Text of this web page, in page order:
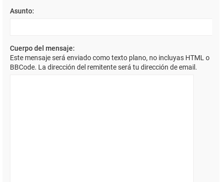
Asunto:
Cuerpo del mensaje:
Este mensaje será enviado como texto plano, no incluyas HTML o
BBCode. La dirección del remitente será tu dirección de email.